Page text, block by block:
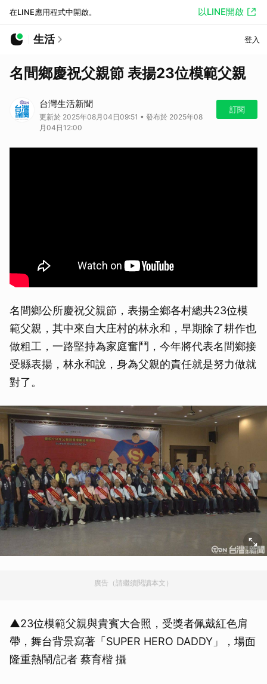
在LINE應用程式中開啟。 以LINE開啟
生活 登入
名間鄉慶祝父親節 表揚23位模範父親
台灣生活新聞
更新於 2025年08月04日09:51 • 發布於 2025年08
月04日12:00
訂閱
名間鄉公所慶祝父親節，表揚全鄉各村總共23位模
範父親，其中來自大庄村的林永和，早期除了耕作也
做粗工，一路堅持為家庭奮鬥，今年將代表名間鄉接
受縣表揚，林永和說，身為父親的責任就是努力做就
對了。
廣告（請繼續閱讀本文）
▲23位模範父親與貴賓大合照，受獎者佩戴紅色肩
帶，舞台背景寫著「SUPER HERO DADDY」，場面
隆重熱鬧/記者 蔡育楷 攝